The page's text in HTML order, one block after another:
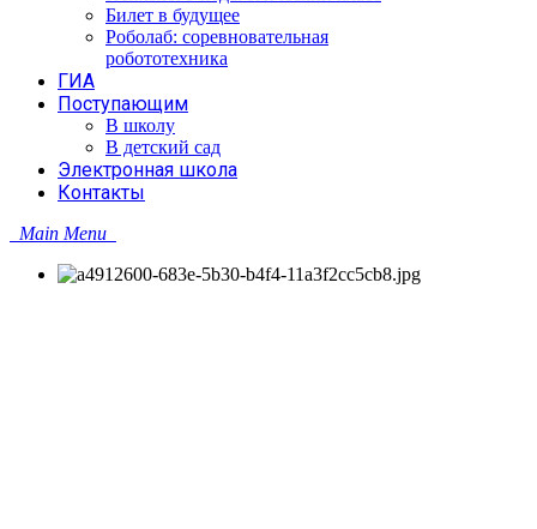
Билет в будущее
Роболаб: соревновательная
робототехника
ГИА
Поступающим
В школу
В детский сад
Электронная школа
Контакты
Main Menu